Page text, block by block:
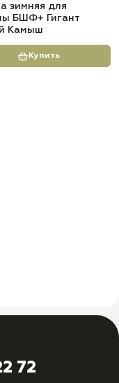
зимняя для
БШФ+ Гигант
Камыш
Купить
72